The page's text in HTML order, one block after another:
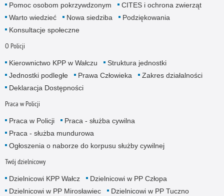
Pomoc osobom pokrzywdzonym
CITES i ochrona zwierząt
Warto wiedzieć
Nowa siedziba
Podziękowania
Konsultacje społeczne
O Policji
Kierownictwo KPP w Wałczu
Struktura jednostki
Jednostki podległe
Prawa Człowieka
Zakres działalności
Deklaracja Dostępności
Praca w Policji
Praca w Policji
Praca - służba cywilna
Praca - służba mundurowa
Ogłoszenia o naborze do korpusu służby cywilnej
Twój dzielnicowy
Dzielnicowi KPP Wałcz
Dzielnicowi w PP Człopa
Dzielnicowi w PP Mirosławiec
Dzielnicowi w PP Tuczno